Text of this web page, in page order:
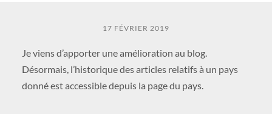
17 FÉVRIER 2019
Je viens d’apporter une amélioration au blog.
Désormais, l’historique des articles relatifs à un pays
donné est accessible depuis la page du pays.